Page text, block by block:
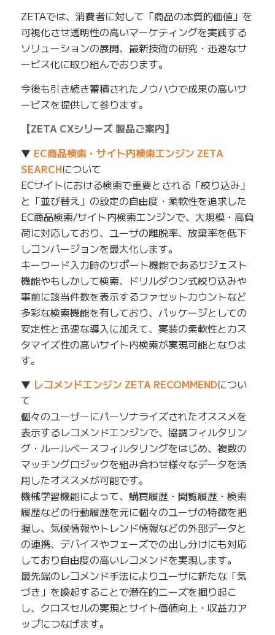
ZETAでは、消費者に対して「商品の本質的価値」を
可視化させ透明性の高いマーケティングを実践する
ソリューションの展開、最新技術の研究・迅速なサ
ービス化に取り組んでおります。
今後も引き続き蓄積されたノウハウで成果の高いサ
ービスを提供して参ります。
【ZETA CXシリーズ 製品ご案内】
▼ EC商品検索・サイト内検索エンジン ZETA
SEARCHについて
ECサイトにおける検索で重要とされる「絞り込み」
と「並び替え」の設定の自由度・柔軟性を追求した
EC商品検索/サイト内検索エンジンで、大規模・高負
荷に対応しており、ユーザの離脱率、放棄率を低下
しコンバージョンを最大化します。
キーワード入力時のサポート機能であるサジェスト
機能やもしかして検索、ドリルダウン式絞り込みや
事前に該当件数を表示するファセットカウントなど
多彩な検索機能を有しており、パッケージとしての
安定性と迅速な導入に加えて、実装の柔軟性とカス
タマイズ性の高いサイト内検索が実現可能となりま
す。
▼ レコメンドエンジン ZETA RECOMMENDについ
て
個々のユーザーにパーソナライズされたオススメを
表示するレコメンドエンジンで、協調フィルタリン
グ・ルールベースフィルタリングをはじめ、複数の
マッチングロジックを組み合わせ様々なデータを活
用したオススメが可能です。
機械学習機能によって、購買履歴・閲覧履歴・検索
履歴などの行動履歴を元に個々のユーザの特徴を把
握し、気候情報やトレンド情報などの外部データと
の連携、デバイスやフェーズでの出し分けにも対応
しており自由度の高いレコメンドを実現します。
最先端のレコメンド手法によりユーザに新たな「気
づき」を喚起することで潜在的ニーズを掘り起こ
し、クロスセルの実現とサイト価値向上・収益力ア
ップにつなげます。